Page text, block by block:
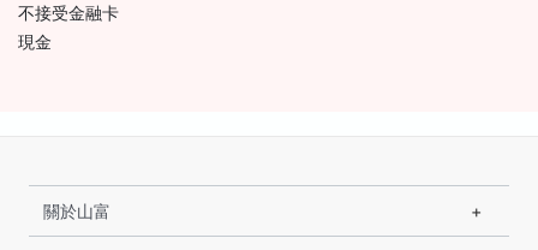
不接受金融卡
現金
關於山富